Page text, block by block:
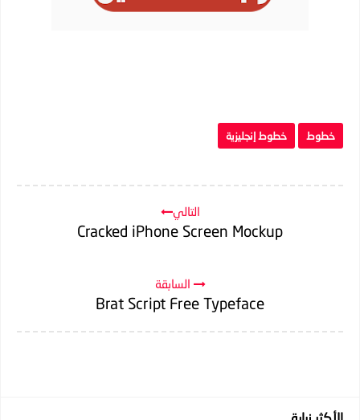
خطوط خطوط إنجليزية
التالي
Cracked iPhone Screen Mockup
السابقة
Brat Script Free Typeface